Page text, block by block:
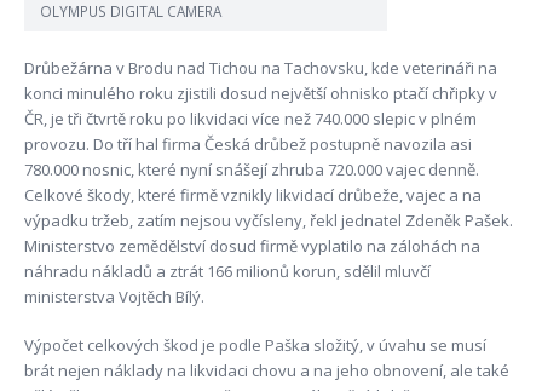
OLYMPUS DIGITAL CAMERA
Drůbežárna v Brodu nad Tichou na Tachovsku, kde veterináři na
konci minulého roku zjistili dosud největší ohnisko ptačí chřipky v
ČR, je tři čtvrtě roku po likvidaci více než 740.000 slepic v plném
provozu. Do tří hal firma Česká drůbež postupně navozila asi
780.000 nosnic, které nyní snášejí zhruba 720.000 vajec denně.
Celkové škody, které firmě vznikly likvidací drůbeže, vajec a na
výpadku tržeb, zatím nejsou vyčísleny, řekl jednatel Zdeněk Pašek.
Ministerstvo zemědělství dosud firmě vyplatilo na zálohách na
náhradu nákladů a ztrát 166 milionů korun, sdělil mluvčí
ministerstva Vojtěch Bílý.
Výpočet celkových škod je podle Paška složitý, v úvahu se musí
brát nejen náklady na likvidaci chovu a na jeho obnovení, ale také